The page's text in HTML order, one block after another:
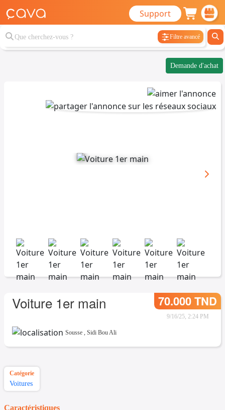
Support
Filtre avancé
Demande d'achat
Voiture 1er main 70.000 TND
9/16/25, 2:24 PM
Sousse , Sidi Bou Ali
Catégorie
Voitures
Caractéristiques